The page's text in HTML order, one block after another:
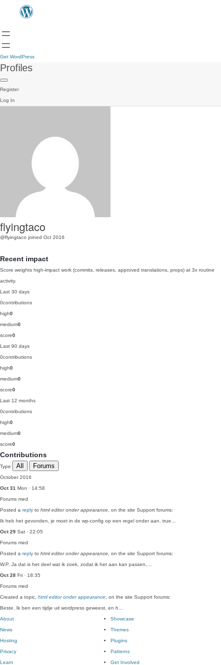
Get WordPress
Profiles
Register
Log In
flyingtaco
@flyingtaco joined Oct 2016
Recent impact
Score weights high-impact work (commits, releases, approved translations, props) at 3x routine
activity.
Last 30 days
0contributions
high0
medium0
score0
Last 90 days
0contributions
high0
medium0
score0
Last 12 months
0contributions
high0
medium0
score0
Contributions
Type All Forums
October 2016
Oct 31 Mon · 14:58
Forums med
Posted a reply to html editor onder appearance , on the site Support forums:
Ik heb het gevonden, je moet in de wp-config op een regel onder aan, true…
Oct 29 Sat · 22:05
Forums med
Posted a reply to html editor onder appearance , on the site Support forums:
W.P. Ja dat is het deel wat ik zoek, zodat ik het aan kan passen,…
Oct 28 Fri · 18:35
Forums med
Created a topic, html editor onder appearance , on the site Support forums:
Beste, Ik ben een tijdje uit wordpress geweest, en h…
About
News
Hosting
Privacy
Showcase
Themes
Plugins
Patterns
Learn
Get Involved